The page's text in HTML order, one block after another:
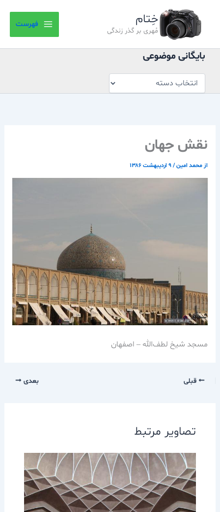
خِتام
مُهری بر گذر زندگی
فهرست
بایگانی موضوعی
موضوعی
نقش جهان
از محمد امین/۹ اردیبهشت ۱۳۸۶
مسجد شيخ لطف‌الله – اصفهان
قبلی بعدی
تصاویر مرتبط